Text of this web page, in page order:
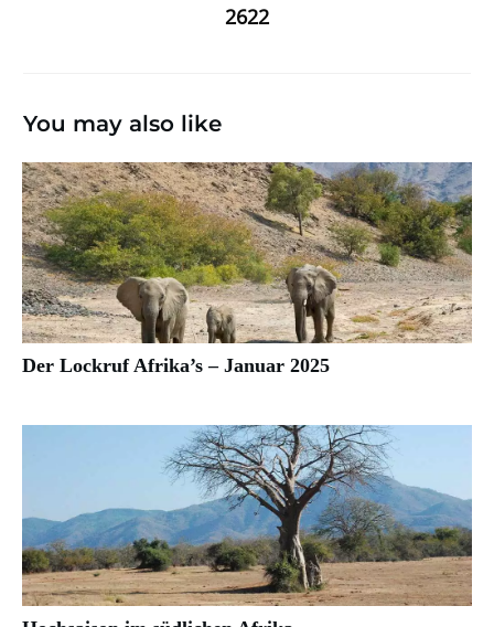
2622
You may also like
Der Lockruf Afrika’s – Januar 2025